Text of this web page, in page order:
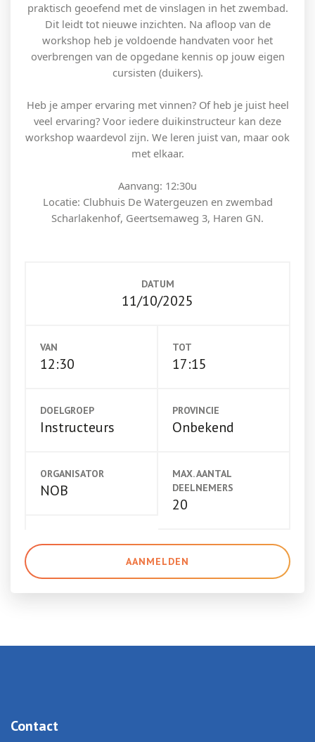
praktisch geoefend met de vinslagen in het zwembad.
Dit leidt tot nieuwe inzichten. Na afloop van de
workshop heb je voldoende handvaten voor het
overbrengen van de opgedane kennis op jouw eigen
cursisten (duikers).
Heb je amper ervaring met vinnen? Of heb je juist heel
veel ervaring? Voor iedere duikinstructeur kan deze
workshop waardevol zijn. We leren juist van, maar ook
met elkaar.
Aanvang: 12:30u
Locatie: Clubhuis De Watergeuzen en zwembad
Scharlakenhof, Geertsemaweg 3, Haren GN.
DATUM
11/10/2025
VAN
12:30
TOT
17:15
DOELGROEP
Instructeurs
PROVINCIE
Onbekend
ORGANISATOR
NOB
MAX. AANTAL
DEELNEMERS
20
AANMELDEN
Contact